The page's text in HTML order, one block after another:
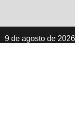
9 de agosto de 2026